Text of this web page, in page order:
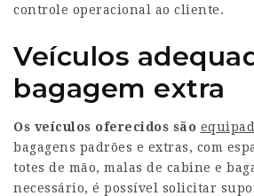
controle operacional ao cliente.
Veículos
bagagem extra
Os veículos oferecidos são
bagagens padrões e extras, com
totes de mão, malas de cabine e
necessário, é possível solicitar